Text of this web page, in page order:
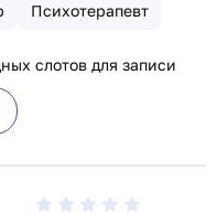
Психотерапевт
слотов для записи